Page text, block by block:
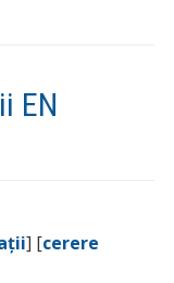
EN
] [cerere